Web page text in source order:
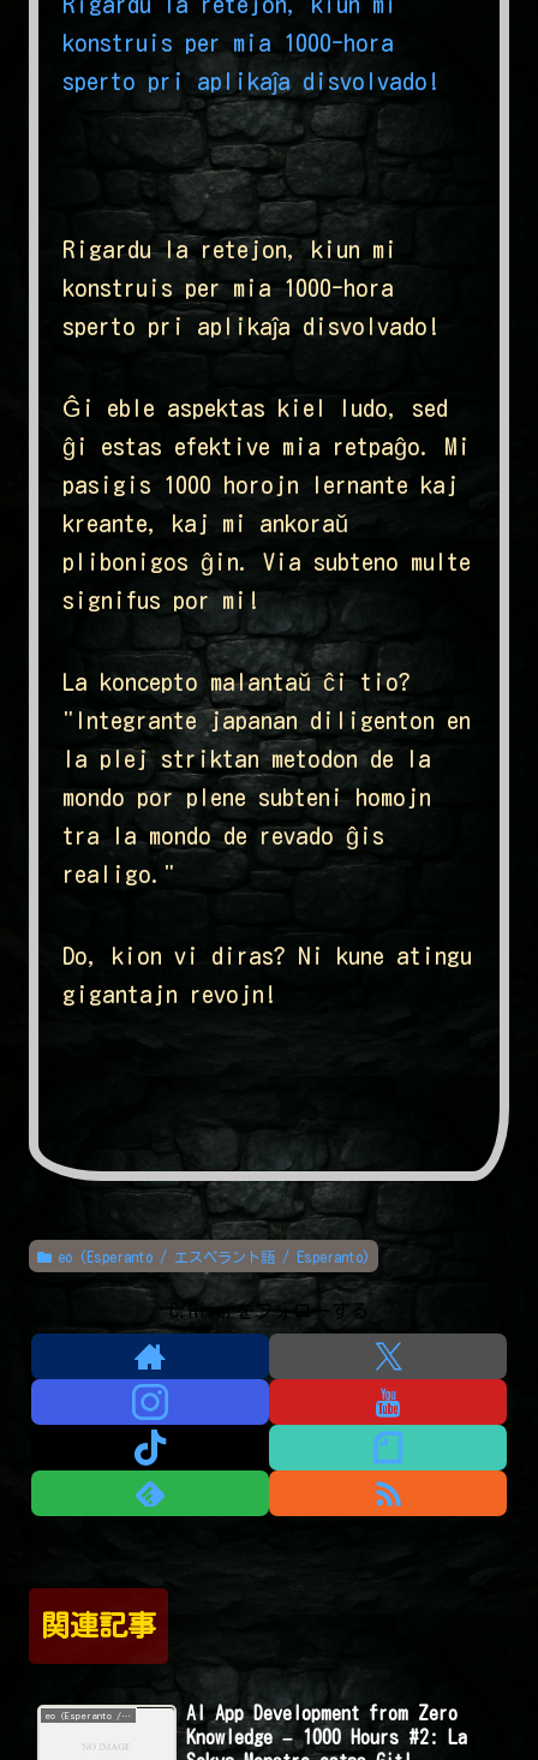
konstruis per mia 1000-hora
sperto pri aplikaĵa disvolvado!
Rigardu la retejon, kiun mi
konstruis per mia 1000-hora
sperto pri aplikaĵa disvolvado!
Ĝi eble aspektas kiel ludo, sed
ĝi estas efektive mia retpaĝo. Mi
pasigis 1000 horojn lernante kaj
kreante, kaj mi ankoraŭ
plibonigos ĝin. Via subteno multe
signifus por mi!
La koncepto malantaŭ ĉi tio?
"Integrante japanan diligenton en
la plej striktan metodon de la
mondo por plene subteni homojn
tra la mondo de revado ĝis
realigo."
Do, kion vi diras? Ni kune atingu
gigantajn revojn!
eo (Esperanto / エスペラント語 / Esperanto)
C.Riverをフォローする
関連記事
eo (Esperanto / エスペラント語 / Esperanto)
AI App Development from Zero
Knowledge – 1000 Hours #2: La